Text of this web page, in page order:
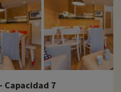
Capacidad 7